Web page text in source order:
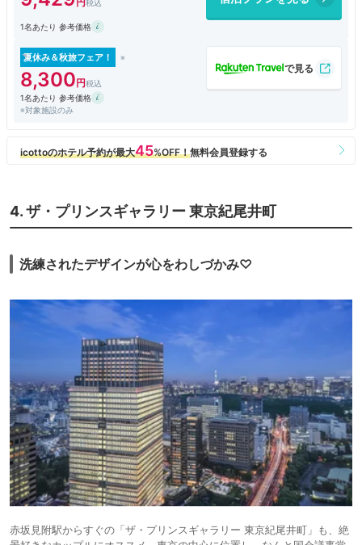
1名あたり 参考価格
夏休み＆秋旅フェア！
8,300
1名あたり 参考価格
※対象施設のみ
4. ザ・プリンスギャラリー 東京紀尾井町
洗練されたデザインが心をわしづかみ♡
赤坂見附駅からすぐの「ザ・プリンスギャラリー 東京紀尾井町」も、絶